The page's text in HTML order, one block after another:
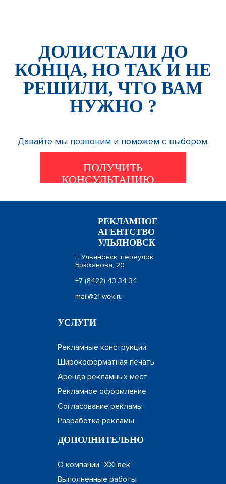
ДОЛИСТАЛИ ДО
КОНЦА, НО ТАК И НЕ
РЕШИЛИ, ЧТО ВАМ
НУЖНО ?
Давайте мы позвоним и поможем с выбором.
ПОЛУЧИТЬ
КОНСУЛЬТАЦИЮ
РЕКЛАМНОЕ
АГЕНТСТВО
УЛЬЯНОВСК
г. Ульяновск, переулок
Брюханова, 20
+7 (8422) 43-34-34
mail@21-wek.ru
УСЛУГИ
Рекламные конструкции
Широкоформатная печать
Аренда рекламных мест
Рекламное оформление
Согласование рекламы
Разработка рекламы
ДОПОЛНИТЕЛЬНО
О компании "XXI век"
Выполненные работы